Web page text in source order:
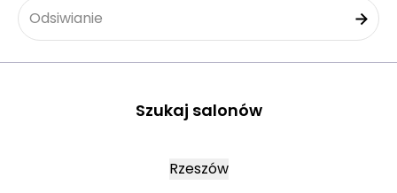
Odsiwianie
Szukaj salonów
Rzeszów